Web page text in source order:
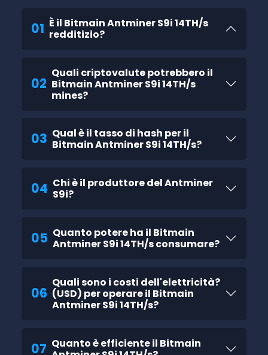
01 È il Bitmain Antminer S9i 14TH/s
redditizio?
02
Quali criptovalute potrebbero il
Bitmain Antminer S9i 14TH/s
mines?
03 Qual è il tasso di hash per il
Bitmain Antminer S9i 14TH/s?
04 Chi è il produttore del Antminer
S9i?
05 Quanto potere ha il Bitmain
Antminer S9i 14TH/s consumare?
06
Quali sono i costi dell'elettricità?
(USD) per operare il Bitmain
Antminer S9i 14TH/s?
07 Quanto è efficiente il Bitmain